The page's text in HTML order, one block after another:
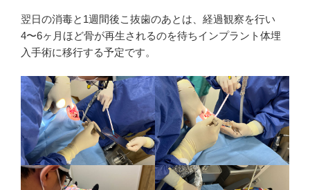
翌日の消毒と1週間後こ抜歯のあとは、経過観察を行い
4〜6ヶ月ほど骨が再生されるのを待ちインプラント体埋
入手術に移行する予定です。